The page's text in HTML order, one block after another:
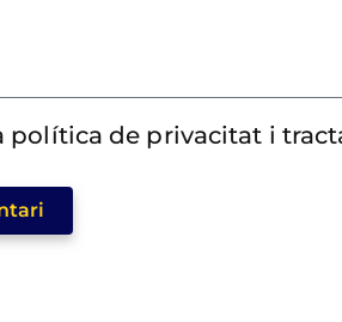
política de privacitat i